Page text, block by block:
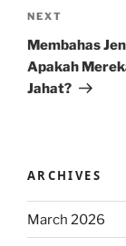
Next
Post
NEXT
Membahas
Apakah
Jahat?
ARCHIVES
March 2026